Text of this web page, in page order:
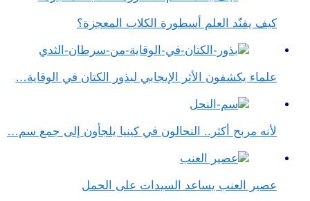
كيف يفنّد العلم أسطورة الكلاب المعجزة؟
علماء يكشفون الأثر الإيجابي لبذور الكتان في الوقاية…
لأنه مربح أكثر.. النحالون في كينيا يلجأون إلى جمع سم…
عصير العنب يساعد السيدات على الحمل